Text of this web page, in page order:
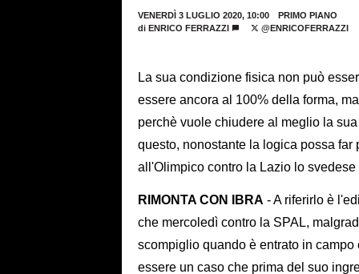
VENERDÌ 3 LUGLIO 2020, 10:00
PRIMO PIANO
di ENRICO FERRAZZI @ENRICOFERRAZZI
La sua condizione fisica non può
essere ancora al 100% della forma,
perchè vuole chiudere al meglio la
questo, nonostante la logica possa
all'Olimpico contro la Lazio lo
RIMONTA CON IBRA - A riferirlo è
che mercoledì contro la SPAL,
scompiglio quando è entrato in
essere un caso che prima del suo